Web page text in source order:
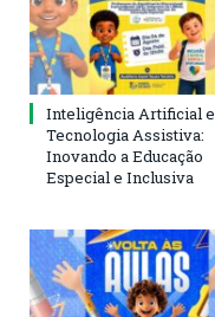
Inteligência Artificial e
Tecnologia Assistiva:
Inovando a Educação
Especial e Inclusiva